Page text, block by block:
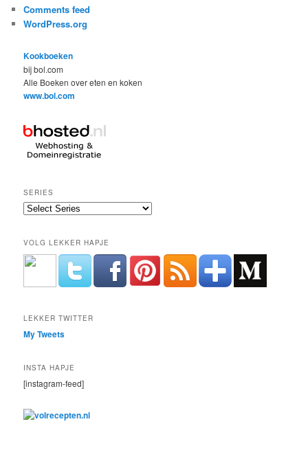
Comments feed
WordPress.org
Kookboeken
bij bol.com
Alle Boeken over eten en koken
www.bol.com
SERIES
VOLG LEKKER HAPJE
LEKKER TWITTER
My Tweets
INSTA HAPJE
[instagram-feed]